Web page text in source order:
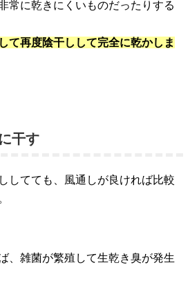
常に乾きにくいものだったりする
て再度陰干しして完全に乾かしま
干す
してても、風通しが良ければ比較
、雑菌が繁殖して生乾き臭が発生